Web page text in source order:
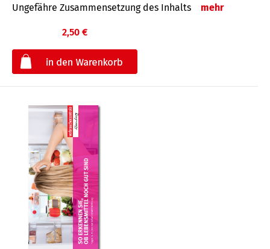
Ungefähre Zusammensetzung des Inhalts mehr
2,50 €